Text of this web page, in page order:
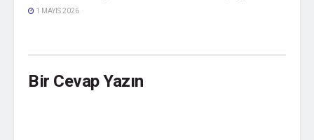
1 MAYIS 2026
Bir Cevap Yazın